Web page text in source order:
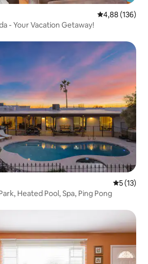
Prosječna
4,88 (136)
- Your Vacation Getaway!
Prosječna
5 (13)
Heated Pool, Spa, Ping Pong